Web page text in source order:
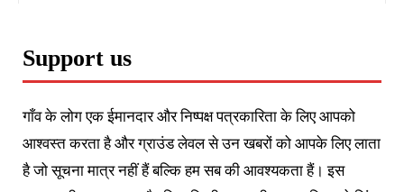
Support us
गाँव के लोग एक ईमानदार और निष्पक्ष पत्रकारिता के लिए आपको
आश्वस्त करता है और ग्राउंड लेवल से उन खबरों को आपके लिए लाता
है जो सूचना मात्र नहीं हैं बल्कि हम सब की आवश्यकता हैं। इस